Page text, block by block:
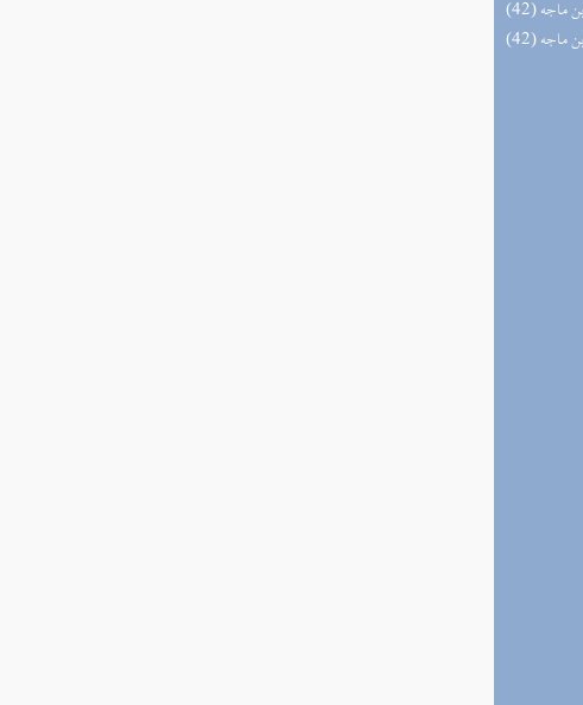
ماجه
ماجه